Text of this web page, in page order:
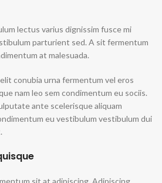
lectus varius dignissim fusce mi
parturient sed. A sit fermentum
at malesuada.
conubia urna fermentum vel eros
nam leo sem condimentum eu sociis.
ante scelerisque aliquam
eu vestibulum vestibulum dui
sit at adipiscing. Adipiscing